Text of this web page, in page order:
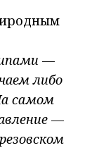
—
либо
самом
—